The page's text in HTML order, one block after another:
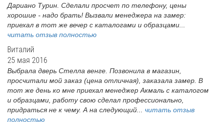
Дариано Турин. Сделали просчет по телефону, цены
хорошие - надо брать! Вызвали менеджера на замер:
приехал в тот же вечер с каталогами и образцами...
читать отзыв полностью
Виталий
25 мая 2016
Выбрала дверь Стелла венге. Позвонила в магазин,
просчитали мой заказ (цена отличная), заказала замер. В
тот же день ко мне приехал менеджер Акмаль с каталогом
и образцами, работу свою сделал профессионально,
придраться не к чему. А на следующий... читать отзыв
полностью